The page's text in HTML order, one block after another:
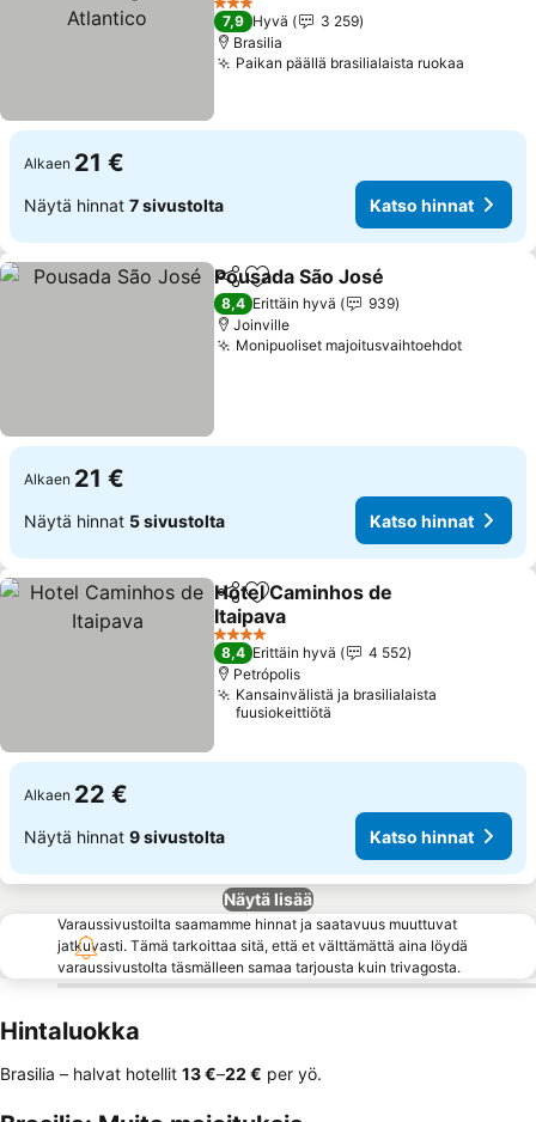
3 Tähtiluokitus
7,9 Hyvä
3 259
Brasilia
Paikan päällä brasilialaista ruokaa
Alkaen 21 €
Näytä hinnat 7 sivustolta Katso hinnat
Jaa Lisää suosikkeihin
Pousada São José
8,4 Erittäin hyvä
939
Joinville
Monipuoliset majoitusvaihtoehdot
Alkaen 21 €
Näytä hinnat 5 sivustolta Katso hinnat
Jaa Lisää suosikkeihin
Hotel Caminhos de
Itaipava
4 Tähtiluokitus
8,4 Erittäin hyvä
4 552
Petrópolis
Kansainvälistä ja brasilialaista
fuusiokeittiötä
Alkaen 22 €
Näytä hinnat 9 sivustolta Katso hinnat
Näytä lisää
Varaussivustoilta saamamme hinnat ja saatavuus muuttuvat
jatkuvasti. Tämä tarkoittaa sitä, että et välttämättä aina löydä
varaussivustolta täsmälleen samaa tarjousta kuin trivagosta.
Hintaluokka
Brasilia – halvat hotellit ‎13 €–‎22 € per yö.